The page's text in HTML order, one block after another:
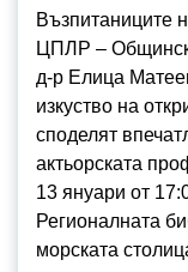
Възпитаниците
ЦПЛР –
д-р Елица
изкуство на
споделят
актьорската
13 януари от
Регионалната
морската